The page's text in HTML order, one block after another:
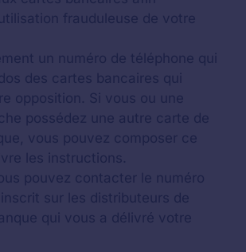
frauduleuse de votre
un numéro de téléphone qui
des cartes bancaires qui
opposition. Si vous ou une
possédez une autre carte de
vous pouvez composer ce
les instructions.
pouvez contacter le numéro
sur les distributeurs de
qui vous a délivré votre